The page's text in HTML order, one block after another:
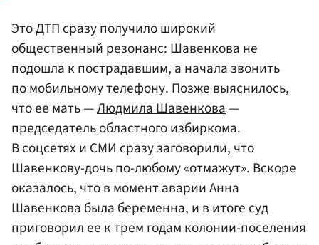
Это ДТП сразу получило широкий
общественный резонанс: Шавенкова не
подошла к пострадавшим, а начала звонить
по мобильному телефону. Позже выяснилось,
что ее мать —Людмила Шавенкова—
председатель областного избиркома.
В соцсетях и СМИ сразу заговорили, что
Шавенкову-дочь по-любому «отмажут». Вскоре
оказалось, что в момент аварии Анна
Шавенкова была беременна, и в итоге суд
приговорил ее к трем годам колонии-поселения